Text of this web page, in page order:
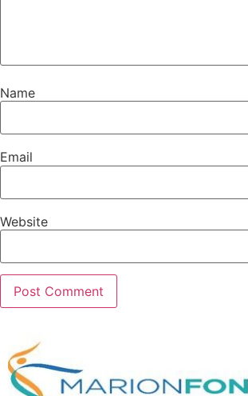
Name
Email
Website